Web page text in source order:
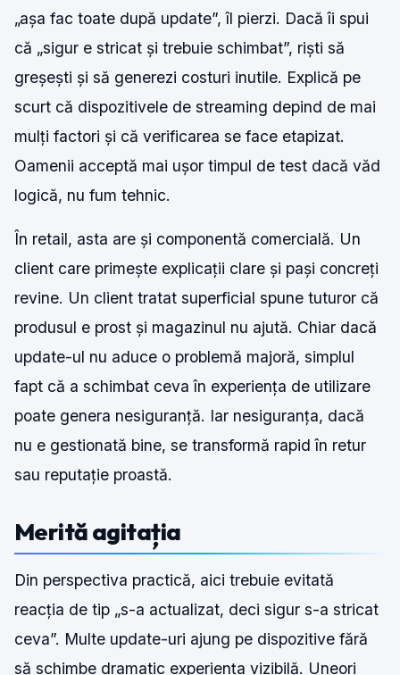
„așa fac toate după update”, îl pierzi. Dacă îi spui
că „sigur e stricat și trebuie schimbat”, riști să
greșești și să generezi costuri inutile. Explică pe
scurt că dispozitivele de streaming depind de mai
mulți factori și că verificarea se face etapizat.
Oamenii acceptă mai ușor timpul de test dacă văd
logică, nu fum tehnic.
În retail, asta are și componentă comercială. Un
client care primește explicații clare și pași concreți
revine. Un client tratat superficial spune tuturor că
produsul e prost și magazinul nu ajută. Chiar dacă
update-ul nu aduce o problemă majoră, simplul
fapt că a schimbat ceva în experiența de utilizare
poate genera nesiguranță. Iar nesiguranța, dacă
nu e gestionată bine, se transformă rapid în retur
sau reputație proastă.
Merită agitația
Din perspectiva practică, aici trebuie evitată
reacția de tip „s-a actualizat, deci sigur s-a stricat
ceva”. Multe update-uri ajung pe dispozitive fără
să schimbe dramatic experiența vizibilă. Uneori